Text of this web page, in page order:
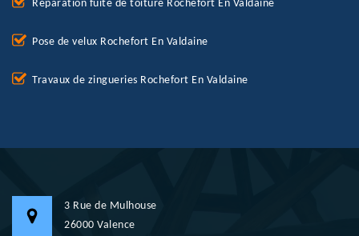
Réparation fuite de toiture Rochefort En Valdaine
Pose de velux Rochefort En Valdaine
Travaux de zingueries Rochefort En Valdaine
3 Rue de Mulhouse
26000 Valence